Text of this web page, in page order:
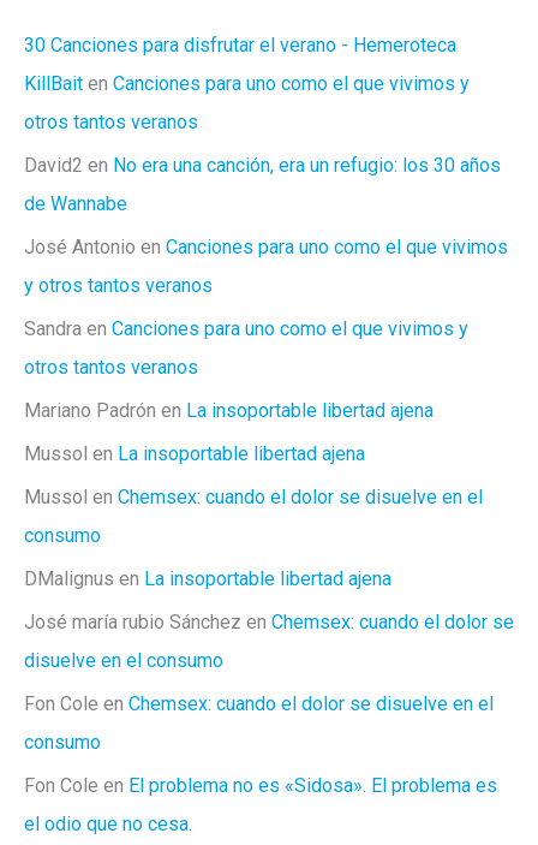
30 Canciones para disfrutar el verano - Hemeroteca
KillBait en Canciones para uno como el que vivimos y
otros tantos veranos
David2 en No era una canción, era un refugio: los 30 años
de Wannabe
José Antonio en Canciones para uno como el que vivimos
y otros tantos veranos
Sandra en Canciones para uno como el que vivimos y
otros tantos veranos
Mariano Padrón en La insoportable libertad ajena
Mussol en La insoportable libertad ajena
Mussol en Chemsex: cuando el dolor se disuelve en el
consumo
DMalignus en La insoportable libertad ajena
José maría rubio Sánchez en Chemsex: cuando el dolor se
disuelve en el consumo
Fon Cole en Chemsex: cuando el dolor se disuelve en el
consumo
Fon Cole en El problema no es «Sidosa». El problema es
el odio que no cesa.